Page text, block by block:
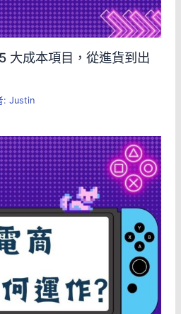
大成本項目，從進貨到出
: Justin